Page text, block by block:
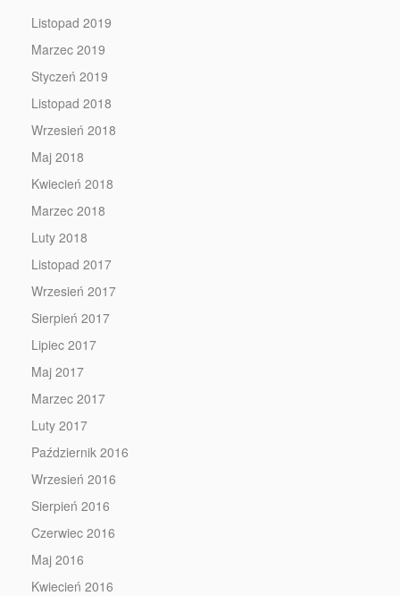
Listopad 2019
Marzec 2019
Styczeń 2019
Listopad 2018
Wrzesień 2018
Maj 2018
Kwiecień 2018
Marzec 2018
Luty 2018
Listopad 2017
Wrzesień 2017
Sierpień 2017
Lipiec 2017
Maj 2017
Marzec 2017
Luty 2017
Październik 2016
Wrzesień 2016
Sierpień 2016
Czerwiec 2016
Maj 2016
Kwiecień 2016